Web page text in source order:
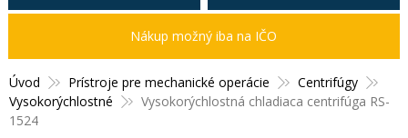
Úvod Prístroje pre mechanické operácie
Centrifúgy
Vysokorýchlostné
Vysokorýchlostná chladiaca centrifúga RS-
1524
Nákup možný iba na IČO